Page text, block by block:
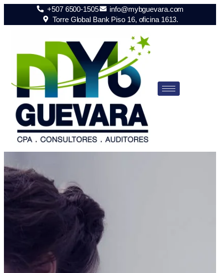
+507 6500-1505
info@mybguevara.com
Torre Global Bank Piso 16, oficina 1613.